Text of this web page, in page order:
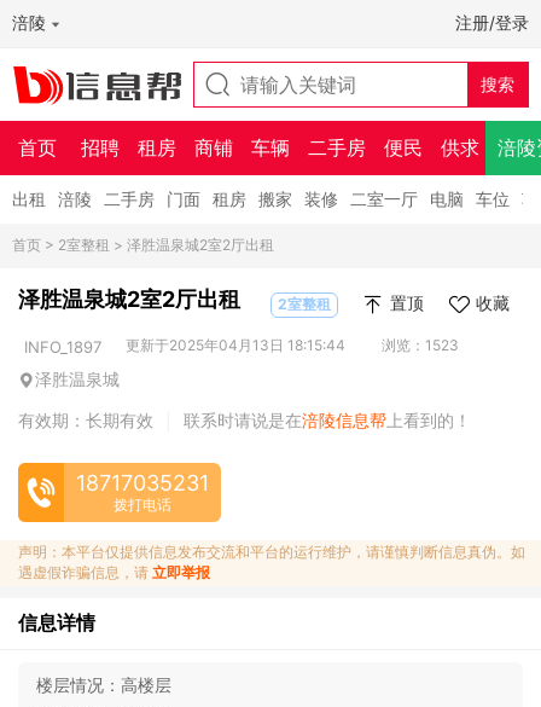
涪陵 注册/登录
首页 招聘 租房 商铺 车辆 二手房 便民 供求 涪陵
出租 涪陵 二手房 门面 租房 搬家 装修 二室一厅 电脑 车位
首页 > 2室整租 > 泽胜温泉城2室2厅出租
泽胜温泉城2室2厅出租 2室整租 置顶 收藏
INFO_1897 更新于2025年04月13日 18:15:44 浏览：1523
泽胜温泉城
有效期：长期有效
联系时请说是在涪陵信息帮 上看到的！
18717035231
拨打电话
声明：本平台仅提供信息发布交流和平台的运行维护，请谨慎判断信息真伪。如
遇虚假诈骗信息，请 立即举报
信息详情
楼层情况： 高楼层